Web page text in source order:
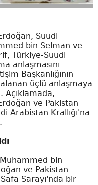
Suudi
bin Selman ve
Türkiye-Suudi
anlaşmasını
Başkanlığının
üçlü anlaşmaya
Açıklamada,
ve Pakistan
Arabistan Krallığı'na
bin
ve Pakistan
Sarayı'nda bir